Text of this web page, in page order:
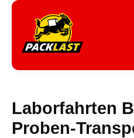
Laborfahrten
Proben-